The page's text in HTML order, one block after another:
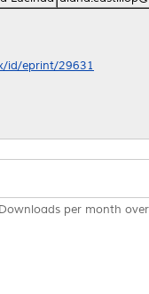
id/eprint/29631
Downloads per month